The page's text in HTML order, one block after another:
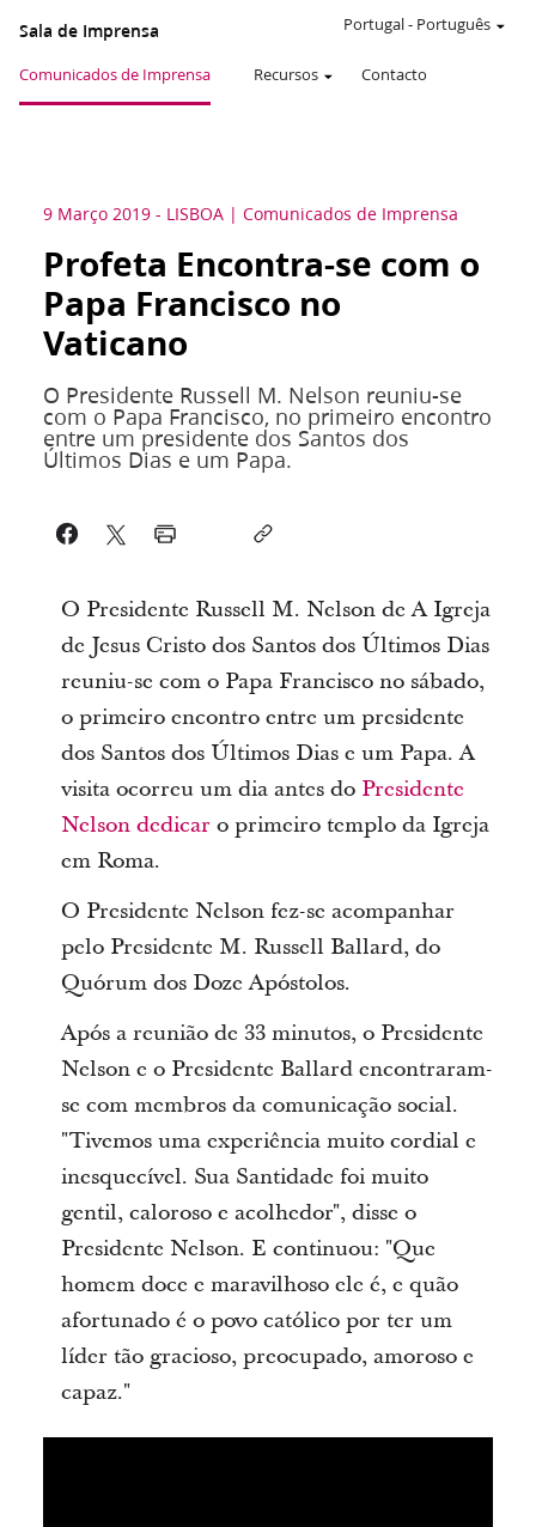
Sala de Imprensa
Comunicados de Imprensa Recursos Contacto
Portugal- Português
9 Março 2019 - LISBOA Comunicados de Imprensa
Profeta Encontra-se com o
Papa Francisco no
Vaticano
O Presidente Russell M. Nelson reuniu-se
com o Papa Francisco, no primeiro encontro
entre um presidente dos Santos dos
Últimos Dias e um Papa.
O Presidente Russell M. Nelson de A Igreja
de Jesus Cristo dos Santos dos Últimos Dias
reuniu-se com o Papa Francisco no sábado,
o primeiro encontro entre um presidente
dos Santos dos Últimos Dias e um Papa. A
visita ocorreu um dia antes do Presidente
Nelson dedicar o primeiro templo da Igreja
em Roma.
O Presidente Nelson fez-se acompanhar
pelo Presidente M. Russell Ballard, do
Quórum dos Doze Apóstolos.
Após a reunião de 33 minutos, o Presidente
Nelson e o Presidente Ballard encontraram-
se com membros da comunicação social.
"Tivemos uma experiência muito cordial e
inesquecível. Sua Santidade foi muito
gentil, caloroso e acolhedor", disse o
Presidente Nelson. E continuou: "Que
homem doce e maravilhoso ele é, e quão
afortunado é o povo católico por ter um
líder tão gracioso, preocupado, amoroso e
capaz."